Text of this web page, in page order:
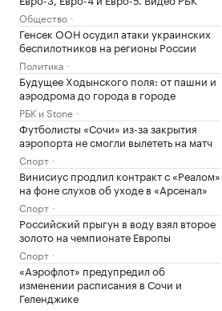
Общество
Генсек ООН осудил атаки украинских
беспилотников на регионы России
Политика
Будущее Ходынского поля: от пашни и
аэродрома до города в городе
РБК и Stone
Футболисты «Сочи» из-за закрытия
аэропорта не смогли вылететь на матч
Спорт
Винисиус продлил контракт с «Реалом»
на фоне слухов об уходе в «Арсенал»
Спорт
Российский прыгун в воду взял второе
золото на чемпионате Европы
Спорт
«Аэрофлот» предупредил об
изменении расписания в Сочи и
Геленджике